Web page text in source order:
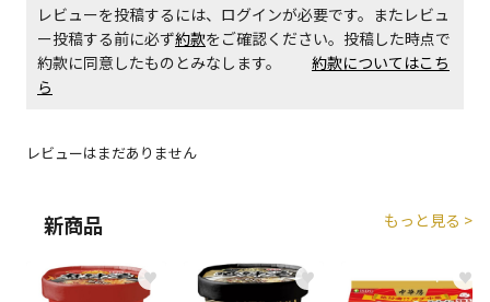
レビューを投稿するには、ログインが必要です。またレビュ
ー投稿する前に必ず約款をご確認ください。投稿した時点で
約款に同意したものとみなします。 約款についてはこち
ら
レビューはまだありません
新商品 もっと見る >
♥ ♥ ♥